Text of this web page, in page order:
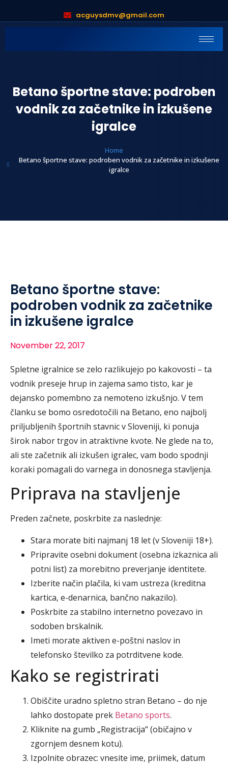
acguysdmv@gmail.com
Betano športne stave: podroben
vodnik za začetnike in izkušene
igralce
Home
Betano športne stave: podroben vodnik za začetnike in izkušene
igralce
Betano športne stave:
podroben vodnik za začetnike
in izkušene igralce
November 22, 2017
Spletne igralnice se zelo razlikujejo po kakovosti – ta
vodnik preseje hrup in zajema samo tisto, kar je
dejansko pomembno za nemoteno izkušnjo. V tem
članku se bomo osredotočili na Betano, eno najbolj
priljubljenih športnih stavnic v Sloveniji, ki ponuja
širok nabor trgov in atraktivne kvote. Ne glede na to,
ali ste začetnik ali izkušen igralec, vam bodo spodnji
koraki pomagali do varnega in donosnega stavljenja.
Priprava na stavljenje
Preden začnete, poskrbite za naslednje:
Stara morate biti najmanj 18 let (v Sloveniji 18+).
Pripravite osebni dokument (osebna izkaznica ali
potni list) za morebitno preverjanje identitete.
Izberite način plačila, ki vam ustreza (kreditna
kartica, e-denarnica, bančno nakazilo).
Poskrbite za stabilno internetno povezavo in
sodoben brskalnik.
Imeti morate aktiven e-poštni naslov in
telefonsko številko za potrditvene kode.
Kako se registrirati
Obiščite uradno spletno stran Betano – do nje
lahko dostopate prek Betano sports.
Kliknite na gumb „Registracija“ (običajno v
zgornjem desnem kotu).
Izpolnite obrazec: vnesite ime, priimek, datum